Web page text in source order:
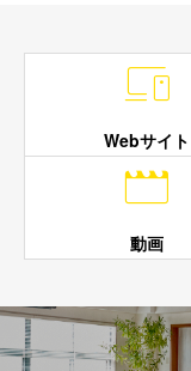

Webサイト

動画